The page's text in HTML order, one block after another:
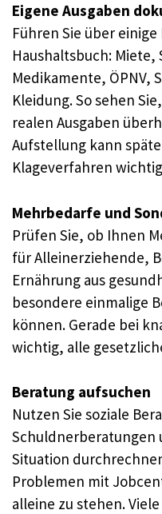
Eigene Ausgaben
Führen Sie über
Haushaltsbuch:
Medikamente, ÖPNV,
Kleidung. So sehen
realen Ausgaben
Aufstellung kann
Klageverfahren
Mehrbedarfe und
Prüfen Sie, ob Ihnen
für Alleinerziehende,
Ernährung aus
besondere einmalige
können. Gerade bei
wichtig, alle
Beratung aufsuchen
Nutzen Sie soziale
Schuldnerberatungen
Situation
Problemen mit
alleine zu stehen.